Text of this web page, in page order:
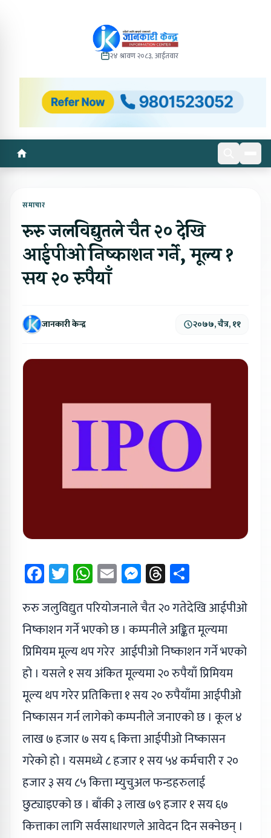
२४ श्रावण २०८३, आईतवार
समाचार
रुरु जलविद्युतले चैत २० देखि
आईपीओ निष्काशन गर्ने, मूल्य १
सय २० रुपैयाँ
जानकारी केन्द्र २०७७, चैत्र, ११
Facebook
Twitter
WhatsApp
EmailMessenger
Threads
रुरु जलुविद्युत परियोजनाले चैत २० गतेदेखि आईपीओ
निष्काशन गर्ने भएको छ । कम्पनीले अङ्कित मूल्यमा
प्रिमियम मूल्य थप गरेर आईपीओ निष्काशन गर्ने भएको
हो । यसले १ सय अंकित मूल्यमा २० रुपैयाँ प्रिमियम
मूल्य थप गरेर प्रतिकित्ता १ सय २० रुपैयाँमा आईपीओ
निष्कासन गर्न लागेको कम्पनीले जनाएको छ । कूल ४
लाख ७ हजार ७ सय ६ कित्ता आईपीओ निष्कासन
गरेको हो । यसमध्ये ८ हजार १ सय ५४ कर्मचारी र २०
हजार ३ सय ८५ कित्ता म्युचुअल फन्डहरुलाई
छुट्याइएको छ । बाँकी ३ लाख ७९ हजार १ सय ६७
कित्ताका लागि सर्वसाधारणले आवेदन दिन सक्नेछन् ।